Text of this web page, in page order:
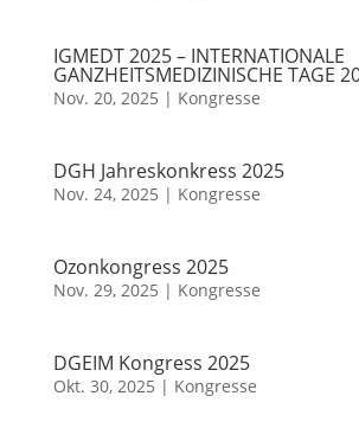
IGMEDT 2025 – INTERNATIONALE
GANZHEITSMEDIZINISCHE TAGE
Nov. 20, 2025 | Kongresse
DGH Jahreskonkress 2025
Nov. 24, 2025 | Kongresse
Ozonkongress 2025
Nov. 29, 2025 | Kongresse
DGEIM Kongress 2025
Okt. 30, 2025 | Kongresse